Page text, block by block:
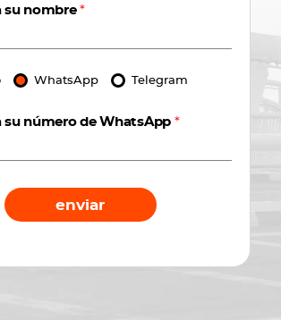
su nombre*
WhatsApp Telegram
su número de WhatsApp *
enviar